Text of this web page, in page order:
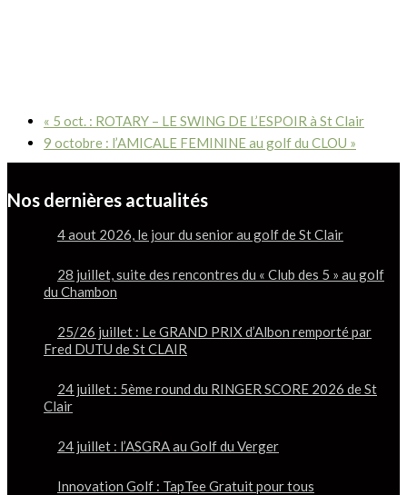
« 5 oct. : ROTARY – LE SWING DE L’ESPOIR à St Clair
9 octobre : l’AMICALE FEMININE au golf du CLOU »
Nos dernières actualités
4 aout 2026, le jour du senior au golf de St Clair
28 juillet, suite des rencontres du « Club des 5 » au golf
du Chambon
25/26 juillet : Le GRAND PRIX d’Albon remporté par
Fred DUTU de St CLAIR
24 juillet : 5ème round du RINGER SCORE 2026 de St
Clair
24 juillet : l’ASGRA au Golf du Verger
Innovation Golf : TapTee Gratuit pour tous